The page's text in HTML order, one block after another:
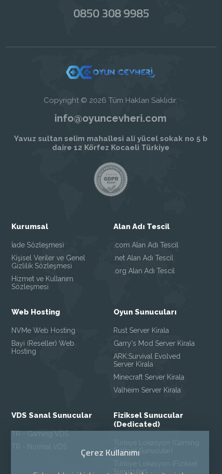
0850 308 9985
Copyright © 2026 Tüm Hakları Saklıdır.
info@oyuncevheri.com
Yavuz sultan selim mahallesi ali yücel sokak no 5 b
daire 12 Körfez Kocaeli Türkiye
Kurumsal
İade Sözleşmesi
Kişisel Veriler ve Genel
Gizlilik Sözleşmesi
Hizmet ve Kullanım
Sözleşmesi
Alan Adı Tescil
.com Alan Adı Tescil
.net Alan Adı Tescil
.org Alan Adı Tescil
Web Hosting
NVMe Web Hosting
Bayi (Reseller) Web
Hosting
Oyun Sunucuları
Rust Server Kirala
Garry's Mod Server Kirala
ARK:Survival Evolved
Server Kirala
Minecraft Server Kirala
Valheim Server Kirala
VDS Sanal Sunucular
TR - Gaming VDS
TR - Normal VDS
Fiziksel Sunucular
(Dedicated)
Türkiye Lokasyon (Gaming
Fiziksel Sunucular)
Türkiye Lokasyon (Fiziksel
Sunucular)
Çerez Kullanımı